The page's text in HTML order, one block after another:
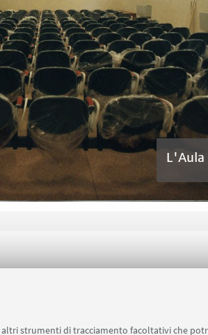
strumenti di tracciamento facoltativi che
L'Aula